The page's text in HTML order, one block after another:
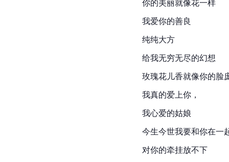
你的美丽就像花一样
我爱你的善良
纯纯大方
给我无穷无尽的幻想
玫瑰花儿香就像你的脸
我真的爱上你，
我心爱的姑娘
今生今世我要和你在一
对你的牵挂放不下